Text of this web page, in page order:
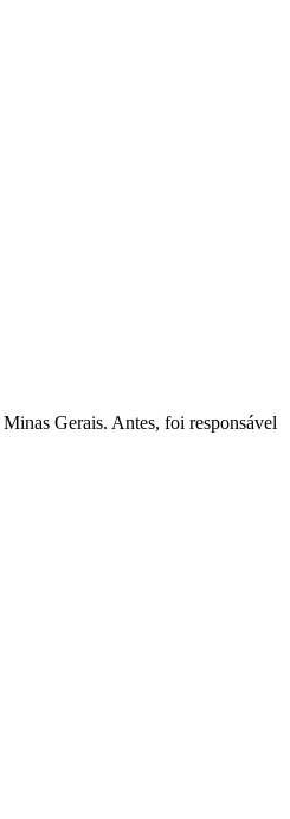
Gerais. Antes, foi responsável